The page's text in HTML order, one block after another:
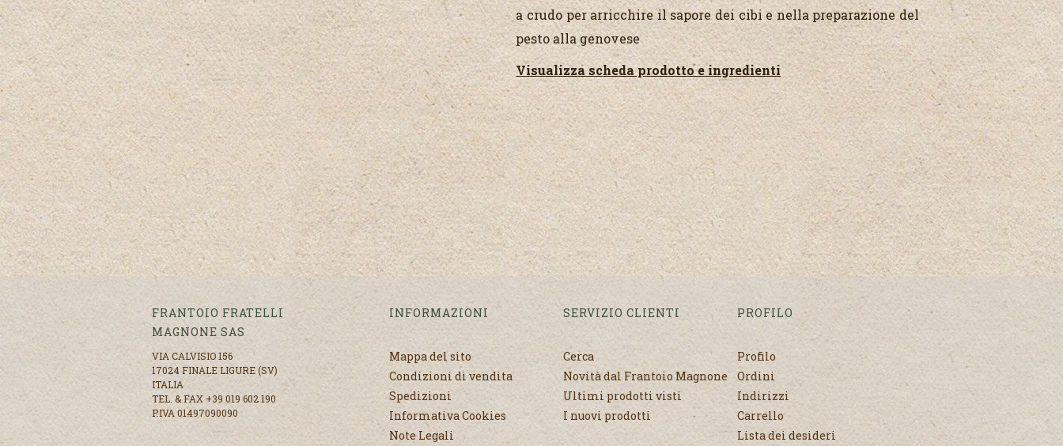
a crudo per arricchire il sapore dei cibi e nella preparazione del
pesto alla genovese
Visualizza scheda prodotto e ingredienti
FRANTOIO FRATELLI
MAGNONE SAS
VIA CALVISIO 156
17024 FINALE LIGURE (SV)
ITALIA
TEL. & FAX +39 019 602 190
P.IVA 01497090090
INFORMAZIONI
Mappa del sito
Condizioni di vendita
Spedizioni
Informativa Cookies
Note Legali
SERVIZIO CLIENTI
Cerca
Novità dal Frantoio Magnone
Ultimi prodotti visti
I nuovi prodotti
PROFILO
Profilo
Ordini
Indirizzi
Carrello
Lista dei desideri